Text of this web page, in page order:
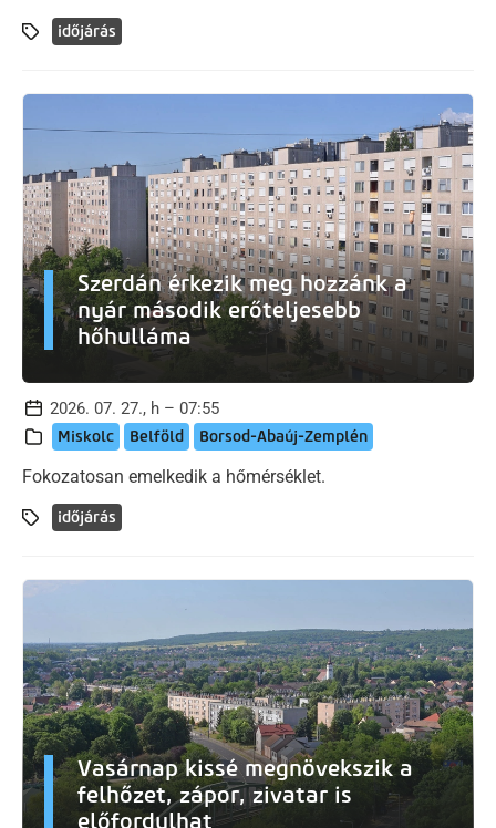
időjárás
Szerdán érkezik meg hozzánk a
nyár második erőteljesebb
hőhulláma
2026. 07. 27., h – 07:55
Miskolc Belföld Borsod-Abaúj-Zemplén
Fokozatosan emelkedik a hőmérséklet.
időjárás
Vasárnap kissé megnövekszik a
felhőzet, zápor, zivatar is
előfordulhat